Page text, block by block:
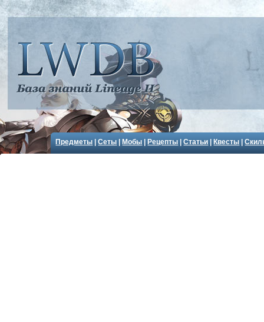
Предметы |Сеты Мобы Рецепты |Статьи Квесты |